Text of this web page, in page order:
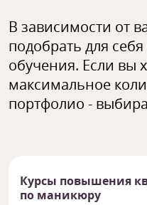
В зависимости от
подобрать для
обучения. Если вы
максимальное
портфолио -
Курсы повышения
по маникюру